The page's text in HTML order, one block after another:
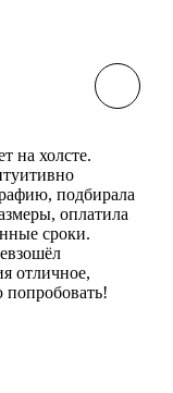
на холсте.
подбирала
оплатила
сроки.
отличное,
попробовать!